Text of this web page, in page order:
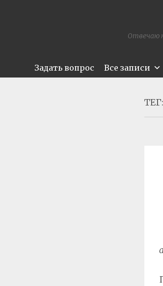
Отвечаю
Задать вопрос Все записи
ТЕГ: